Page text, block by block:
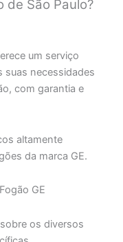
de São Paulo?
um serviço
suas necessidades
com garantia e
altamente
da marca GE.
os diversos